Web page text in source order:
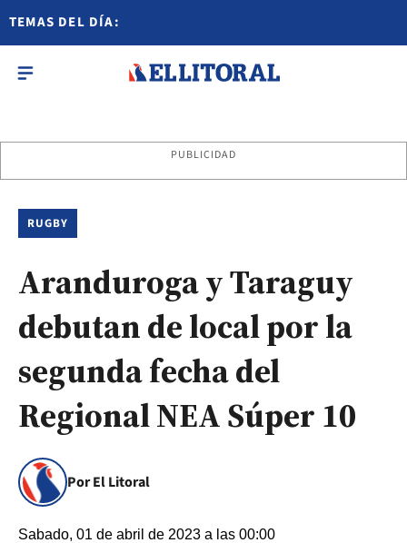
TEMAS DEL DÍA:
PUBLICIDAD
RUGBY
Aranduroga y Taraguy
debutan de local por la
segunda fecha del
Regional NEA Súper 10
Por El Litoral
Sabado, 01 de abril de 2023 a las 00:00